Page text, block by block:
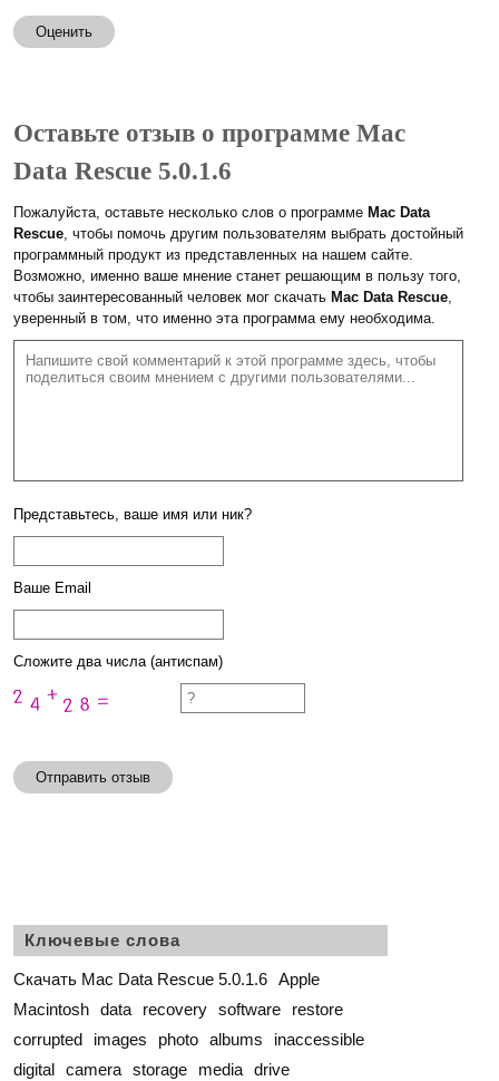
Оценить
Оставьте отзыв о программе Mac
Data Rescue 5.0.1.6
Пожалуйста, оставьте несколько слов о программе Mac Data
Rescue, чтобы помочь другим пользователям выбрать достойный
программный продукт из представленных на нашем сайте.
Возможно, именно ваше мнение станет решающим в пользу того,
чтобы заинтересованный человек мог скачать Mac Data Rescue,
уверенный в том, что именно эта программа ему необходима.
Представьтесь, ваше имя или ник?
Ваше Email
Сложите два числа (антиспам)
Отправить отзыв
Ключевые слова
Скачать Mac Data Rescue 5.0.1.6 Apple
Macintosh data recovery software
restore
corrupted
images photo albums
inaccessible
digital camera storage media drive